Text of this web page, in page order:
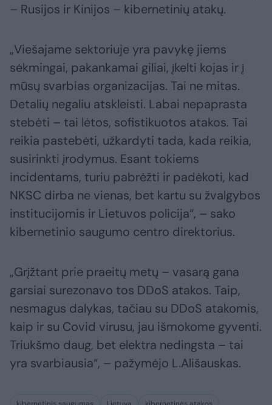
– Rusijos ir Kinijos – kibernetinių atakų.
„Viešajame sektoriuje yra pavykę jiems
sėkmingai, pakankamai giliai, įkelti kojas ir į
mūsų svarbias organizacijas. Tai ne mitas.
Detalių negaliu atskleisti. Labai nepaprasta
stebėti – tai lėtos, sofistikuotos atakos. Tai
reikia pastebėti, užkardyti tada, kada reikia,
susirinkti įrodymus. Esant tokiems
incidentams, turiu pabrėžti ir padėkoti, kad
NKSC dirba ne vienas, bet kartu su žvalgybos
institucijomis ir Lietuvos policija“, – sako
kibernetinio saugumo centro direktorius.
„Grįžtant prie praeitų metų – vasarą gana
garsiai surezonavo tos DDoS atakos. Taip,
nesmagus dalykas, tačiau su DDoS atakomis,
kaip ir su Covid virusu, jau išmokome gyventi.
Triukšmo daug, bet elektra nedingsta – tai
yra svarbiausia“, – pažymėjo L.Ališauskas.